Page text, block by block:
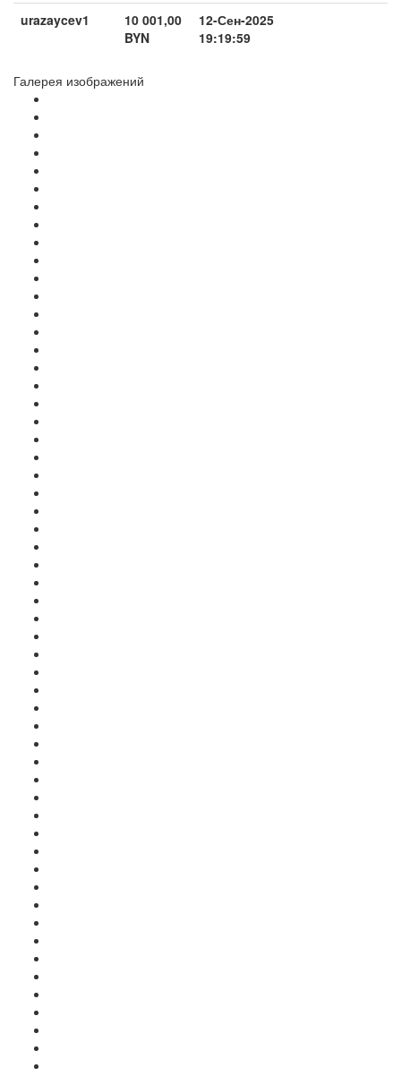
urazaycev1
10 001,00
BYN
12-Сен-2025
19:19:59
Галерея изображений